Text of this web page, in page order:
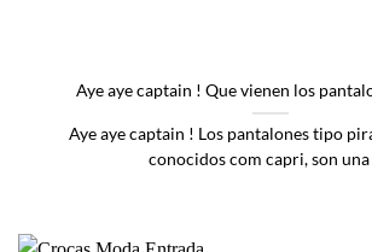
Aye aye captain ! Que vienen los
Aye aye captain ! Los pantalones tipo
conocidos com capri, son una